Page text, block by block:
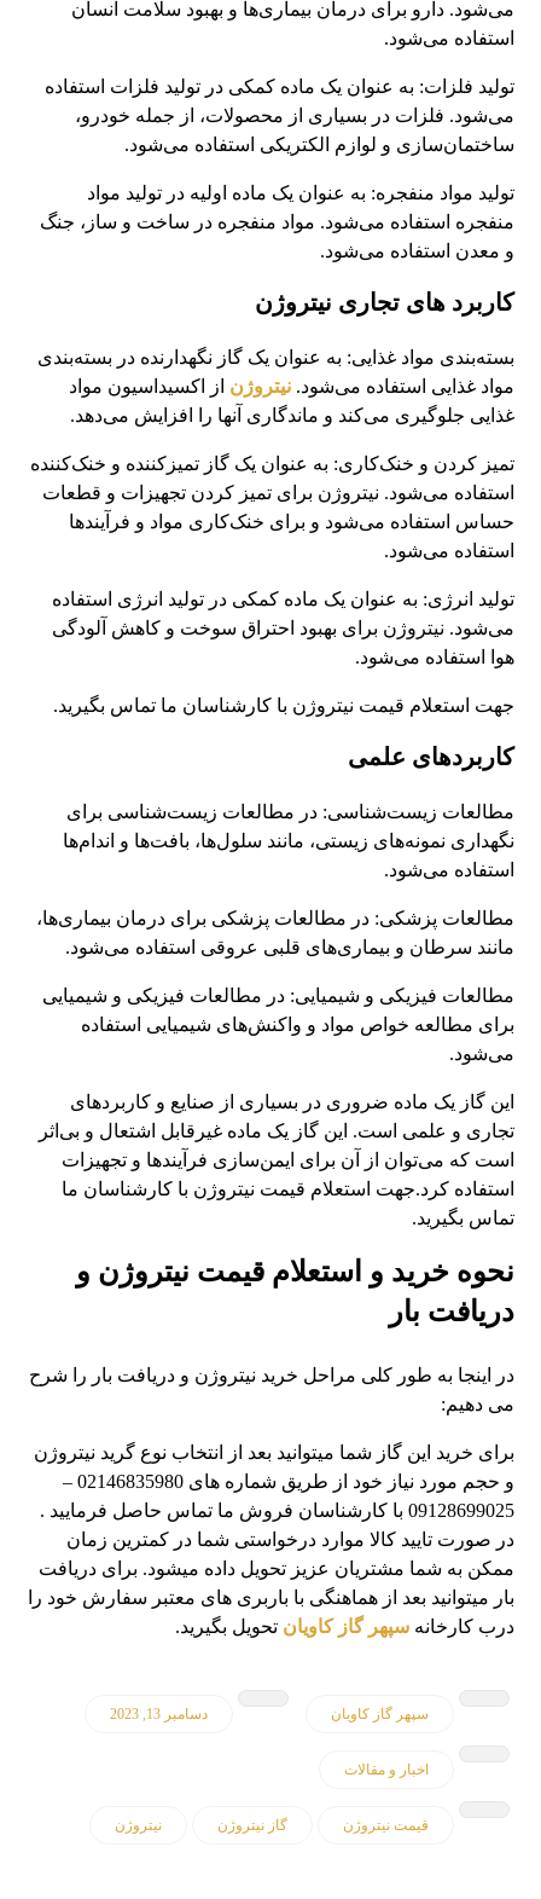
می‌شود. دارو برای درمان بیماری‌ها و بهبود سلامت انسان
استفاده می‌شود.
تولید فلزات: به عنوان یک ماده کمکی در تولید فلزات استفاده
می‌شود. فلزات در بسیاری از محصولات، از جمله خودرو،
ساختمان‌سازی و لوازم الکتریکی استفاده می‌شود.
تولید مواد منفجره: به عنوان یک ماده اولیه در تولید مواد
منفجره استفاده می‌شود. مواد منفجره در ساخت و ساز، جنگ
و معدن استفاده می‌شود.
کاربرد های تجاری نیتروژن
بسته‌بندی مواد غذایی: به عنوان یک گاز نگهدارنده در بسته‌بندی
مواد غذایی استفاده می‌شود. نیتروژن از اکسیداسیون مواد
غذایی جلوگیری می‌کند و ماندگاری آنها را افزایش می‌دهد.
تمیز کردن و خنک‌کاری: به عنوان یک گاز تمیزکننده و خنک‌کننده
استفاده می‌شود. نیتروژن برای تمیز کردن تجهیزات و قطعات
حساس استفاده می‌شود و برای خنک‌کاری مواد و فرآیندها
استفاده می‌شود.
تولید انرژی: به عنوان یک ماده کمکی در تولید انرژی استفاده
می‌شود. نیتروژن برای بهبود احتراق سوخت و کاهش آلودگی
هوا استفاده می‌شود.
جهت استعلام قیمت نیتروژن با کارشناسان ما تماس بگیرید.
کاربردهای علمی
مطالعات زیست‌شناسی: در مطالعات زیست‌شناسی برای
نگهداری نمونه‌های زیستی، مانند سلول‌ها، بافت‌ها و اندام‌ها
استفاده می‌شود.
مطالعات پزشکی: در مطالعات پزشکی برای درمان بیماری‌ها،
مانند سرطان و بیماری‌های قلبی عروقی استفاده می‌شود.
مطالعات فیزیکی و شیمیایی: در مطالعات فیزیکی و شیمیایی
برای مطالعه خواص مواد و واکنش‌های شیمیایی استفاده
می‌شود.
این گاز یک ماده ضروری در بسیاری از صنایع و کاربردهای
تجاری و علمی است. این گاز یک ماده غیرقابل اشتعال و بی‌اثر
است که می‌توان از آن برای ایمن‌سازی فرآیندها و تجهیزات
استفاده کرد.جهت استعلام قیمت نیتروژن با کارشناسان ما
تماس بگیرید.
نحوه خرید و استعلام قیمت نیتروژن و
دریافت بار
در اینجا به طور کلی مراحل خرید نیتروژن و دریافت بار را شرح
می دهیم:
برای خرید این گاز شما میتوانید بعد از انتخاب نوع گرید نیتروژن
و حجم مورد نیاز خود از طریق شماره های 02146835980 –
09128699025 با کارشناسان فروش ما تماس حاصل فرمایید .
در صورت تایید کالا موارد درخواستی شما در کمترین زمان
ممکن به شما مشتریان عزیز تحویل داده میشود. برای دریافت
بار میتوانید بعد از هماهنگی با باربری های معتبر سفارش خود را
درب کارخانهسپهر گاز کاویان تحویل بگیرید.
سپهر گاز کاویان دسامبر 13, 2023
اخبار و مقالات
قیمت نیتروژن گاز نیتروژن نیتروژن